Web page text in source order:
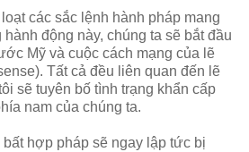
các sắc lệnh hành pháp mang
động này, chúng ta sẽ bắt đầu
Mỹ và cuộc cách mạng của lẽ
Tất cả đều liên quan đến lẽ
sẽ tuyên bố tình trạng khẩn cấp
nam của chúng ta.
hợp pháp sẽ ngay lập tức bị